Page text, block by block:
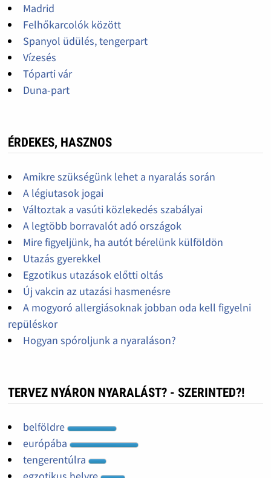
Madrid
Felhőkarcolók között
Spanyol üdülés, tengerpart
Vízesés
Tóparti vár
Duna-part
ÉRDEKES, HASZNOS
Amikre szükségünk lehet a nyaralás során
A légiutasok jogai
Változtak a vasúti közlekedés szabályai
A legtöbb borravalót adó országok
Mire figyeljünk, ha autót bérelünk külföldön
Utazás gyerekkel
Egzotikus utazások előtti oltás
Új vakcin az utazási hasmenésre
A mogyoró allergiásoknak jobban oda kell figyelni
repüléskor
Hogyan spóroljunk a nyaraláson?
TERVEZ NYÁRON NYARALÁST? - SZERINTED?!
belföldre
európába
tengerentúlra